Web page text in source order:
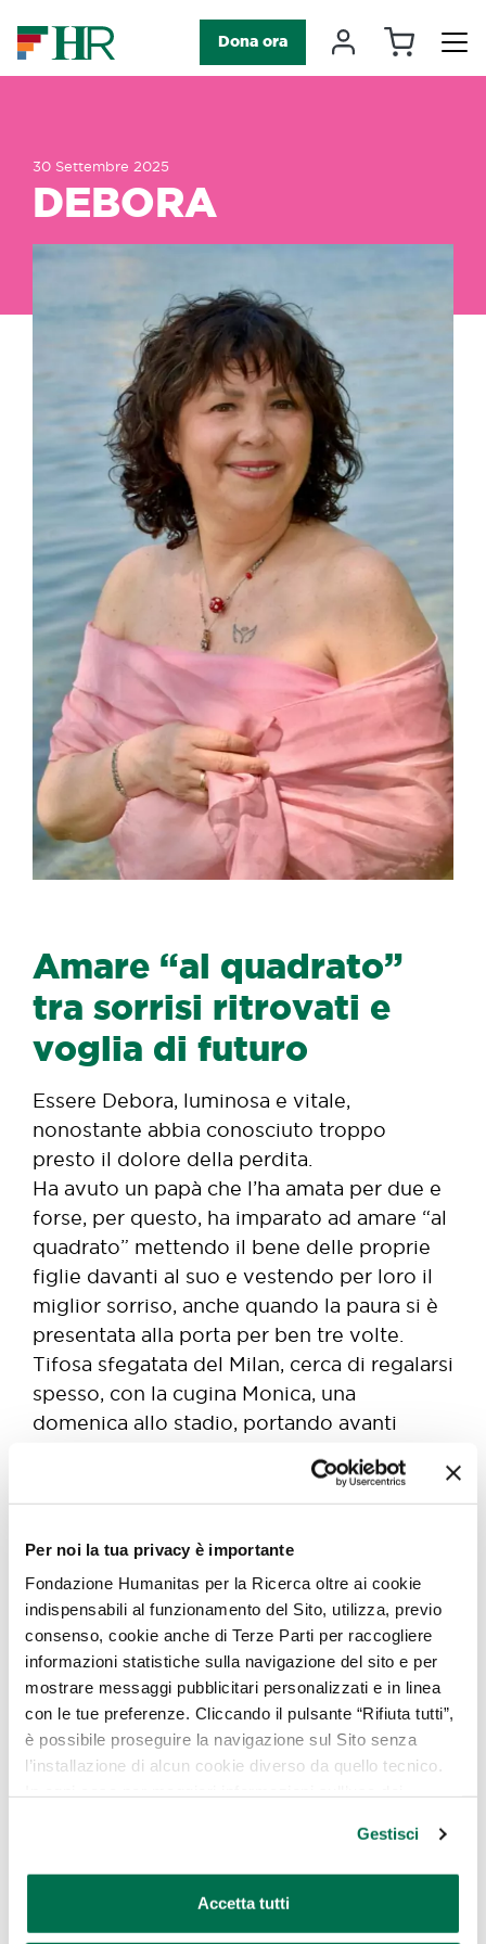
Per noi la tua privacy è importante
Fondazione Humanitas per la Ricerca oltre ai cookie
indispensabili al funzionamento del Sito, utilizza, previo
consenso, cookie anche di Terze Parti per raccogliere
informazioni statistiche sulla navigazione del sito e per
mostrare messaggi pubblicitari personalizzati e in linea
con le tue preferenze. Cliccando il pulsante “Rifiuta tutti”,
è possibile proseguire la navigazione sul Sito senza
l’installazione di alcun cookie diverso da quello tecnico.
oppure cliccare su “GESTISCI” per scegliere quali
cookie
Gestisci
Accetta tutti
Navigazione principale
Dona ora Il mioCarrello
30 Settembre 2025
DEBORA
Amare “al quadrato”
tra sorrisi ritrovati e
voglia di futuro
Essere Debora, luminosa e vitale,
nonostante abbia conosciuto troppo
presto il dolore della perdita.
Ha avuto un papà che l’ha amata per due e
forse, per questo, ha imparato ad amare “al
quadrato” mettendo il bene delle proprie
figlie davanti al suo e vestendo per loro il
miglior sorriso, anche quando la paura si è
presentata alla porta per ben tre volte.
Tifosa sfegatata del Milan, cerca di regalarsi
spesso, con la cugina Monica, una
domenica allo stadio, portando avanti
Ama la gente e ne ascolta le storie. Il suo
lavoro nella tabaccheria che gestisce
anni, la mette tutti i giorni a contatto con
persone di ogni età: nel suo fare
accogliente, tutti trovano uno spazio per
confidarsi e raccontare sogni e sconfitte.
Le piacerebbe dedicarsi al volontariato, e si
è promessa di attivarsi non appena gli
impegni di lavoro si esauriranno e potrà
portare il proprio supporto continuativo
quiete e di serenità in cui il tempo avrà uno